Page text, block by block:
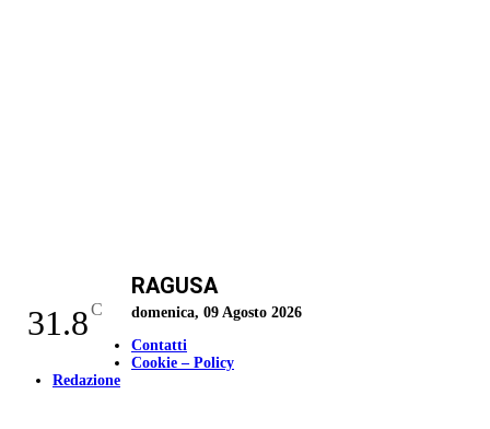
31.8C
RAGUSA
domenica, 09 Agosto 2026
Contatti
Cookie – Policy
Redazione